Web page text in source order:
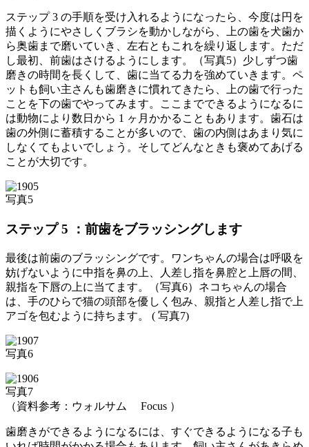
ステップ 3 の手順を受け入れるようになったら、今度は円を
描くようにやさしくブラシを動かしながら、上の歯を犬歯か
ら奥歯まで磨いていき、左右ともこれを繰り返します。ただ
し最初、前歯はさけるようにします。（写真5）少しずつ歯
磨きの時間を長くして、歯に当てる力を強めていきます。ペ
ットも飼い主さんも歯磨きに慣れてきたら、上の歯で行った
ことを下の歯でやってみます。ここまでできるようになるに
は動物により数日から 1 ヶ月かかることもあります。歯石は
歯の外側に蓄積することが多いので、歯の内側はあまり気に
しなくてもよいでしょう。そしてどんなときも褒めてあげる
ことが大切です。
写真5
ステップ 5 ：前歯をブラッシングします
最後は前歯のブラッシングです。ワンちゃんの場合は呼吸を
妨げないように中指を鼻の上、人差し指を鼻腔と上唇の間、
親指を下唇の上に当てます。（写真6）ネコちゃんの場合
は、手のひらで猫の頭部を優しく包み、親指と人差し指で上
アゴを包むように持ちます。 ( 写真7)
写真6
写真7
（資料参考：ウォルサム Focus ）
歯磨きができるようになるには、すぐできるようになる子も